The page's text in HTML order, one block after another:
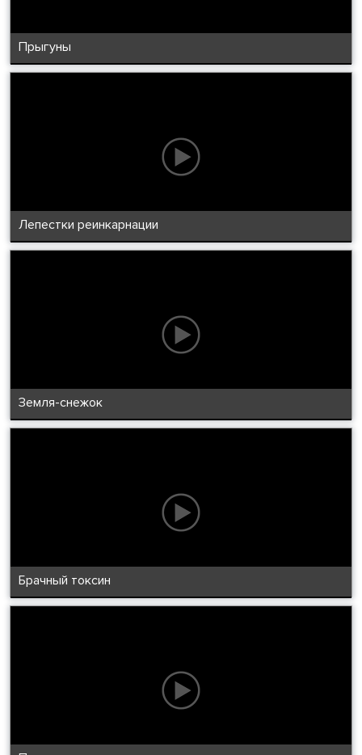
Прыгуны
Лепестки реинкарнации
Земля-снежок
Брачный токсин